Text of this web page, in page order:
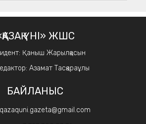
ҮНІ» ЖШС
Қаныш Жарылқасын
Азамат Тасқараұлы
БАЙЛАНЫС
qazaquni.gazeta@gmail.com